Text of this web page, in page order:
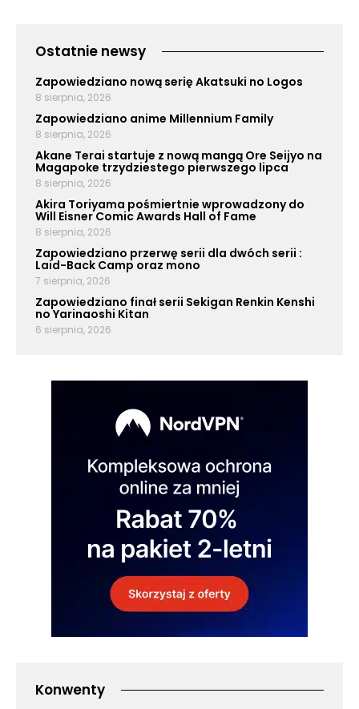
Ostatnie newsy
Zapowiedziano nową serię Akatsuki no Logos
8 sierpnia, 2026
Zapowiedziano anime Millennium Family
8 sierpnia, 2026
Akane Terai startuje z nową mangą Ore Seijyo na
Magapoke trzydziestego pierwszego lipca
8 sierpnia, 2026
Akira Toriyama pośmiertnie wprowadzony do
Will Eisner Comic Awards Hall of Fame
8 sierpnia, 2026
Zapowiedziano przerwę serii dla dwóch serii :
Laid-Back Camp oraz mono
7 sierpnia, 2026
Zapowiedziano finał serii Sekigan Renkin Kenshi
no Yarinaoshi Kitan
6 sierpnia, 2026
Konwenty